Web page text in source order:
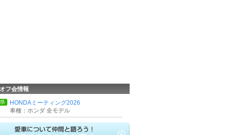
フ会情報
HONDAミーティング2026
車種：ホンダ 全モデル